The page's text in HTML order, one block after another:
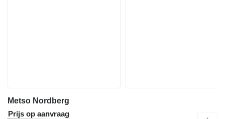
Metso Nordberg
Prijs op aanvraag